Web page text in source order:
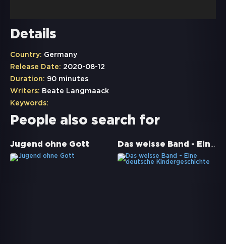
Details
Country: Germany
Release Date: 2020-08-12
Duration: 90 minutes
Writers: Beate Langmaack
Keywords:
People also search for
Jugend ohne Gott Das weisse Band - Eine deutsche Kindergeschichte